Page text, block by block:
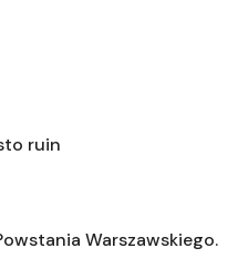
ruin
Warszawskiego.